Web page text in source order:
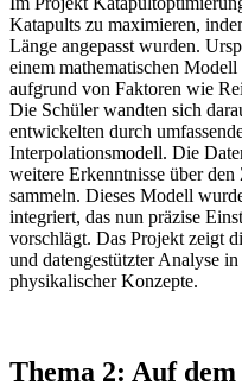
Katapults zu maximieren,
Länge angepasst wurden.
einem mathematischen
aufgrund von Faktoren wie
Die Schüler wandten sich
entwickelten durch
Interpolationsmodell. Die
weitere Erkenntnisse über
sammeln. Dieses Modell
integriert, das nun präzise
vorschlägt. Das Projekt zeigt
und datengestützter Analyse
physikalischer Konzepte.
Thema 2: Auf